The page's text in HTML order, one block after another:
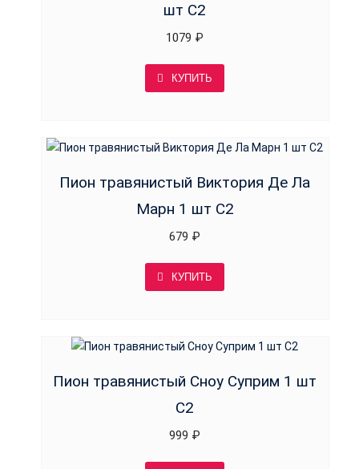
шт С2
1079 ₽
КУПИТЬ
Пион травянистый Виктория Де Ла
Марн 1 шт С2
679 ₽
КУПИТЬ
Пион травянистый Сноу Суприм 1 шт
С2
999 ₽